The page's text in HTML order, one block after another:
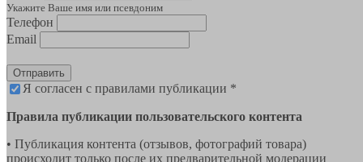
Укажите Ваше имя или псевдоним
Телефон
Email
Отправить
Я согласен с правилами публикации *
Правила публикации пользовательского контента
• Публикация контента (отзывов, фотографий товара)
происходит только после их предварительной модерации